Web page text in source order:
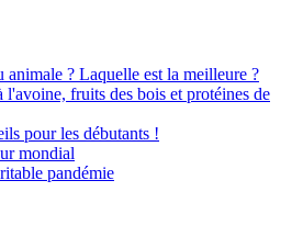
animale ? Laquelle est la meilleure ?
l'avoine, fruits des bois et protéines de
pour les débutants !
mondial
pandémie